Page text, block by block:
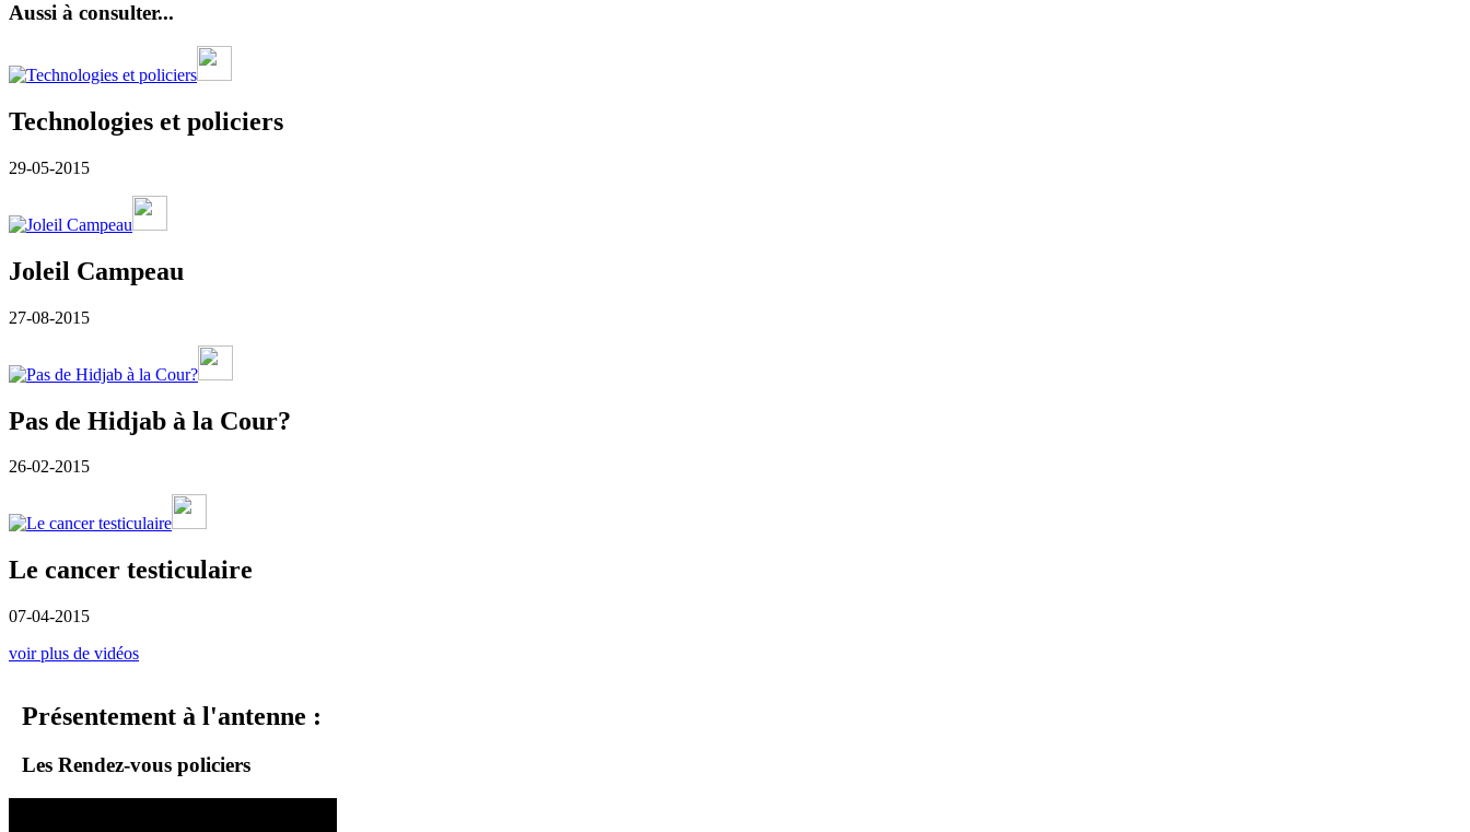
Aussi à consulter...
Technologies et policiers
29-05-2015
Joleil Campeau
27-08-2015
Pas de Hidjab à la Cour?
26-02-2015
Le cancer testiculaire
07-04-2015
voir plus de vidéos
Présentement à l'antenne :
Les Rendez-vous policiers